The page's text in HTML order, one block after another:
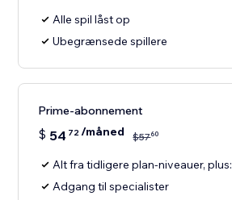
Alle spil låst op
Ubegrænsede spillere
Prime-abonnement
$ 54 72/måned $5760
Alt fra tidligere plan-niveauer, plus:
Adgang til specialister